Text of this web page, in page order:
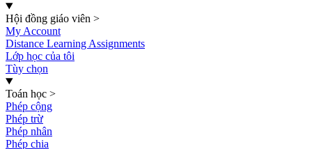
Hội đồng giáo viên >
My Account
Distance Learning Assignments
Lớp học của tôi
Tùy chọn
Toán học >
Phép cộng
Phép trừ
Phép nhân
Phép chia